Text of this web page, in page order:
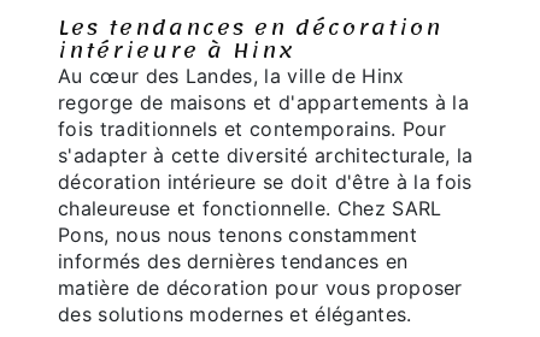
Les tendances en décoration
intérieure à Hinx
Au cœur des Landes, la ville de Hinx
regorge de maisons et d'appartements à la
fois traditionnels et contemporains. Pour
s'adapter à cette diversité architecturale, la
décoration intérieure se doit d'être à la fois
chaleureuse et fonctionnelle. Chez SARL
Pons, nous nous tenons constamment
informés des dernières tendances en
matière de décoration pour vous proposer
des solutions modernes et élégantes.